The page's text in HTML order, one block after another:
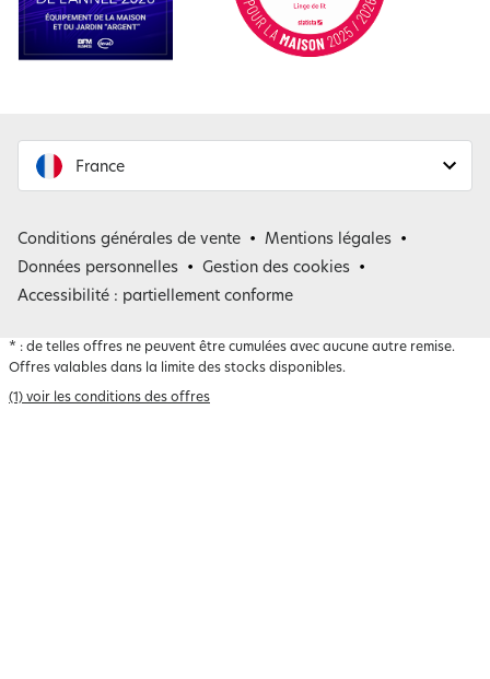
France
Belgique
Conditions générales de vente
Mentions légales
Données personnelles
Gestion des cookies
Accessibilité : partiellement conforme
* : de telles offres ne peuvent être cumulées avec aucune autre remise.
Offres valables dans la limite des stocks disponibles.
(1) voir les conditions des offres